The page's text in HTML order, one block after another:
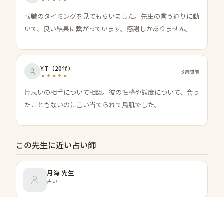
転職のタイミングを見てもらいました。先生の言う通りに動
いて、良い結果に繋がっています。感謝しかありません。
Y.T （20代） 3週間前
片思いの相手について相談。彼の性格や態度について、会っ
たこともないのに言い当てられて鳥肌でした。
この先生に近い占い師
月海 先生
占い